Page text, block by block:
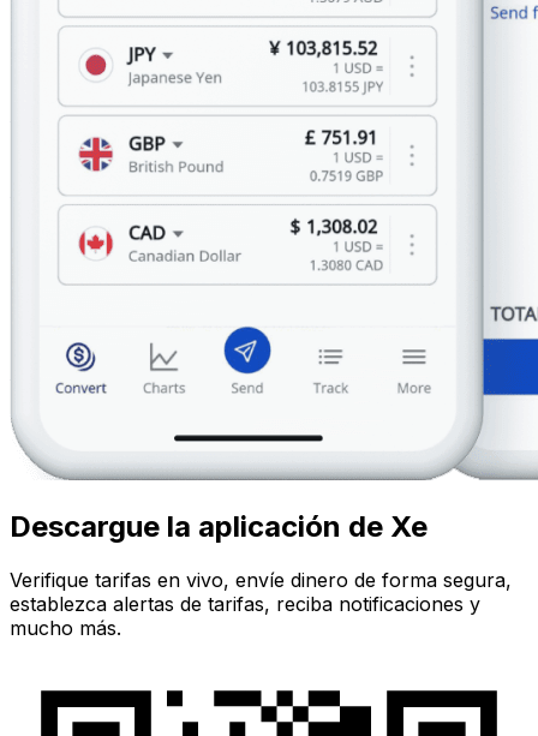
Descargue la aplicación de Xe
Verifique tarifas en vivo, envíe dinero de forma segura,
establezca alertas de tarifas, reciba notificaciones y
mucho más.